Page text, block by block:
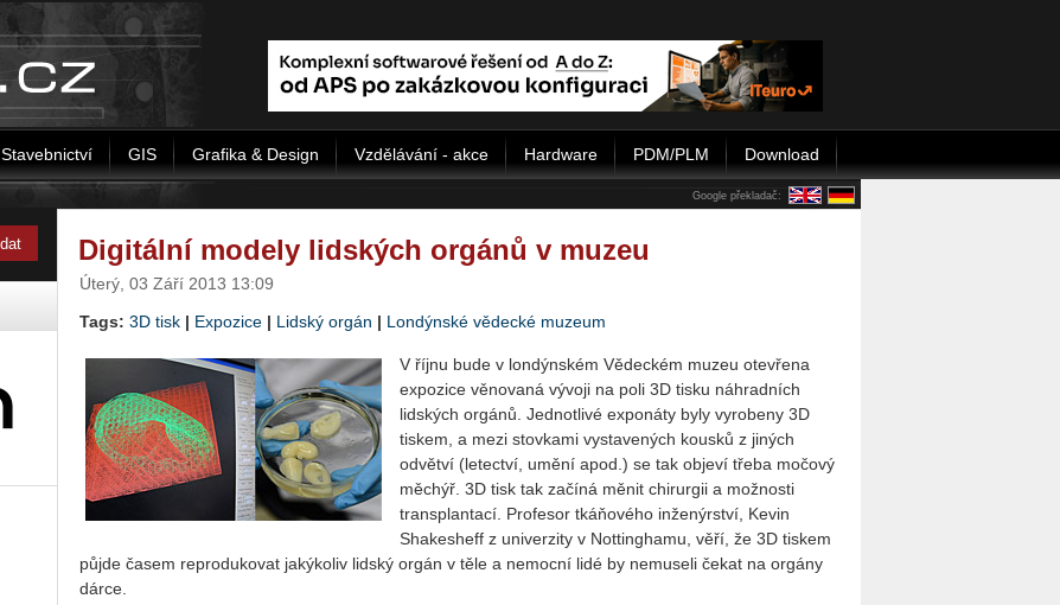
Stavebnictví GIS Grafika & Design Vzdělávání - akce Hardware PDM/PLM Download
Google překladač:
Digitální modely lidských orgánů v muzeu
Úterý, 03 Září 2013 13:09
Tags: 3D tisk | Expozice | Lidský orgán | Londýnské vědecké muzeum
V říjnu bude v londýnském Vědeckém muzeu otevřena
expozice věnovaná vývoji na poli 3D tisku náhradních
lidských orgánů. Jednotlivé exponáty byly vyrobeny 3D
tiskem, a mezi stovkami vystavených kousků z jiných
odvětví (letectví, umění apod.) se tak objeví třeba močový
měchýř. 3D tisk tak začíná měnit chirurgii a možnosti
transplantací. Profesor tkáňového inženýrství, Kevin
Shakesheff z univerzity v Nottinghamu, věří, že 3D tiskem
půjde časem reprodukovat jakýkoliv lidský orgán v těle a nemocní lidé by nemuseli čekat na orgány
dárce.